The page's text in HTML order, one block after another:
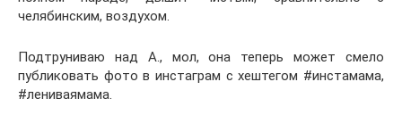
челябинским, воздухом.
Подтруниваю над А., мол, она теперь может смело
публиковать фото в инстаграм с хештегом #инстамама,
#лениваямама.